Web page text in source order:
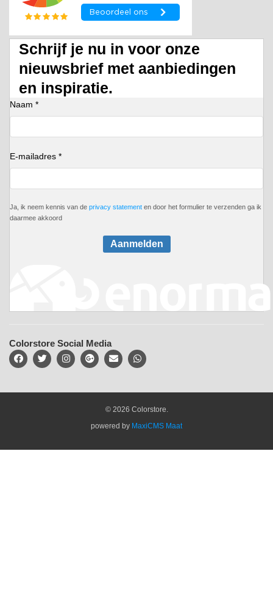
Schrijf je nu in voor onze
nieuwsbrief met aanbiedingen
en inspiratie.
Naam *
E-mailadres *
Ja, ik neem kennis van de privacy statement en door het formulier te verzenden ga ik
daarmee akkoord
Aanmelden
Colorstore Social Media
© 2026 Colorstore.
powered by MaxiCMS Maat